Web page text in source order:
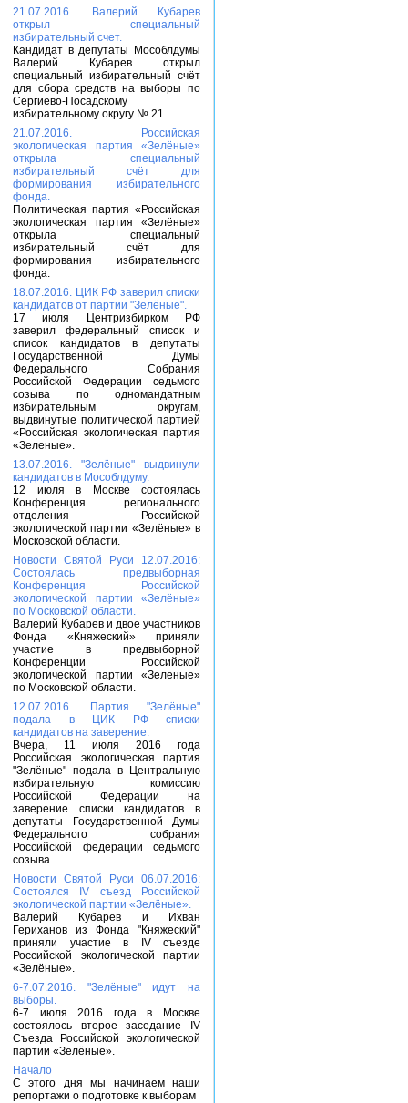
21.07.2016. Валерий Кубарев
открыл специальный
избирательный счет.
Кандидат в депутаты Мособлдумы
Валерий Кубарев открыл
специальный избирательный счёт
для сбора средств на выборы по
Сергиево-Посадскому
избирательному округу № 21.
21.07.2016. Российская
экологическая партия «Зелёные»
открыла специальный
избирательный счёт для
формирования избирательного
фонда.
Политическая партия «Российская
экологическая партия «Зелёные»
открыла специальный
избирательный счёт для
формирования избирательного
фонда.
18.07.2016. ЦИК РФ заверил списки
кандидатов от партии "Зелёные".
17 июля Центризбирком РФ
заверил федеральный список и
список кандидатов в депутаты
Государственной Думы
Федерального Собрания
Российской Федерации седьмого
созыва по одномандатным
избирательным округам,
выдвинутые политической партией
«Российская экологическая партия
«Зеленые».
13.07.2016. "Зелёные" выдвинули
кандидатов в Мособлдуму.
12 июля в Москве состоялась
Конференция регионального
отделения Российской
экологической партии «Зелёные» в
Московской области.
Новости Святой Руси 12.07.2016:
Состоялась предвыборная
Конференция Российской
экологической партии «Зелёные»
по Московской области.
Валерий Кубарев и двое участников
Фонда «Княжеский» приняли
участие в предвыборной
Конференции Российской
экологической партии «Зеленые»
по Московской области.
12.07.2016. Партия "Зелёные"
подала в ЦИК РФ списки
кандидатов на заверение.
Вчера, 11 июля 2016 года
Российская экологическая партия
"Зелёные" подала в Центральную
избирательную комиссию
Российской Федерации на
заверение списки кандидатов в
депутаты Государственной Думы
Федерального собрания
Российской федерации седьмого
созыва.
Новости Святой Руси 06.07.2016:
Состоялся IV съезд Российской
экологической партии «Зелёные».
Валерий Кубарев и Ихван
Гериханов из Фонда "Княжеский"
приняли участие в IV съезде
Российской экологической партии
«Зелёные».
6-7.07.2016. "Зелёные" идут на
выборы.
6-7 июля 2016 года в Москве
состоялось второе заседание IV
Съезда Российской экологической
партии «Зелёные».
Начало
С этого дня мы начинаем наши
репортажи о подготовке к выборам